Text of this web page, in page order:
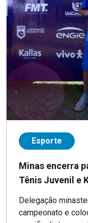
Esporte
Minas encerra
Tênis Juvenil e
Delegação
campeonato e